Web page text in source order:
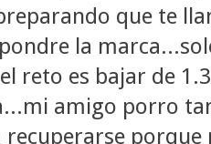
que te
la
reto es bajar de
amigo porro